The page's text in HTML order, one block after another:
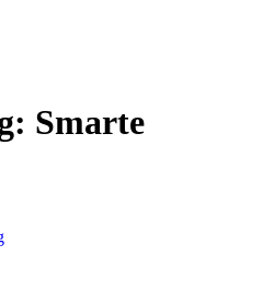
Smarte